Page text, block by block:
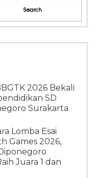
2026 Bekali
SD
Surakarta
Lomba Esai
Games 2026,
Juara 1 dan